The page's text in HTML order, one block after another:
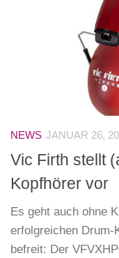
NEWS JANUAR 26,
Vic Firth stellt
Kopfhörer vor
Es geht auch ohne
erfolgreichen Drum-
befreit: Der